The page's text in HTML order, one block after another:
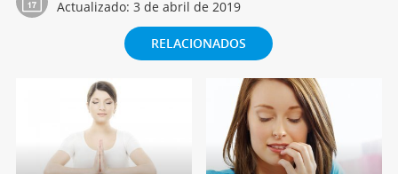
Actualizado: 3 de abril de 2019
RELACIONADOS